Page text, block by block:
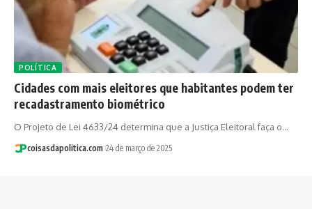
POLÍTICA
Cidades com mais eleitores que habitantes podem ter
recadastramento biométrico
O Projeto de Lei 4633/24 determina que a Justiça Eleitoral faça o…
coisasdapolitica.com 24 de março de 2025